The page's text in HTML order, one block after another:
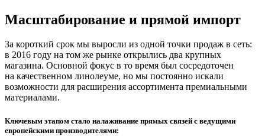
Масштабирование и прямой импорт
За короткий срок мы выросли из одной точки продаж в сеть:
в 2016 году на том же рынке открылись два крупных
магазина. Основной фокус в то время был сосредоточен
на качественном линолеуме, но мы постоянно искали
возможности для расширения ассортимента премиальными
материалами.
Ключевым этапом стало налаживание прямых связей с ведущими
европейскими производителями: